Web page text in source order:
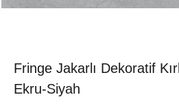
Fringe Jakarlı Dekoratif
Ekru-Siyah